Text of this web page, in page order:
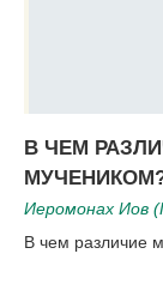
В ЧЕМ
Иеромонах Иов
В чем различие